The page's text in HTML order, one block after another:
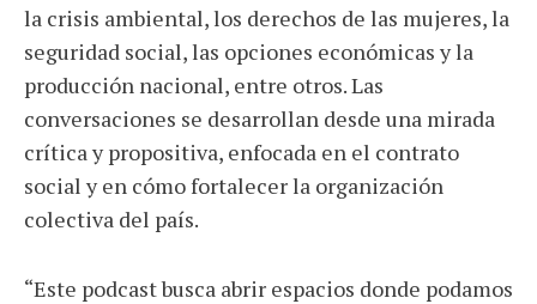
la crisis ambiental, los derechos de las mujeres, la
seguridad social, las opciones económicas y la
producción nacional, entre otros. Las
conversaciones se desarrollan desde una mirada
crítica y propositiva, enfocada en el contrato
social y en cómo fortalecer la organización
colectiva del país.
“Este podcast busca abrir espacios donde podamos